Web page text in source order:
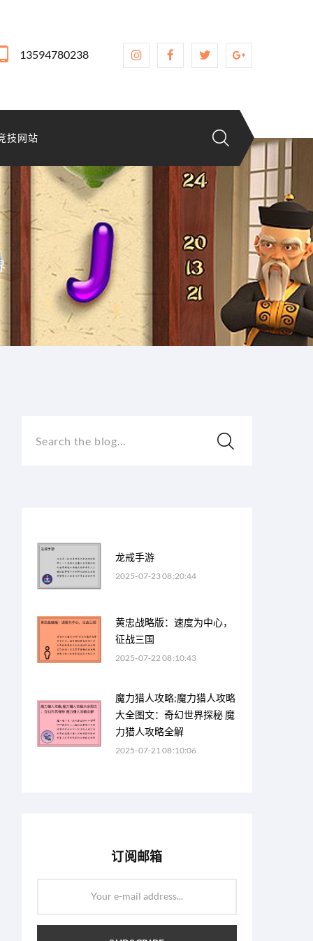
13594780238
技网站
Search the blog...
龙戒手游
2025-07-23 08:20:44
黄忠战略版：速度为中心，
征战三国
2025-07-22 08:10:43
魔力猎人攻略;魔力猎人攻略
大全图文：奇幻世界探秘 魔
力猎人攻略全解
2025-07-21 08:10:06
订阅邮箱
Your e-mail address...